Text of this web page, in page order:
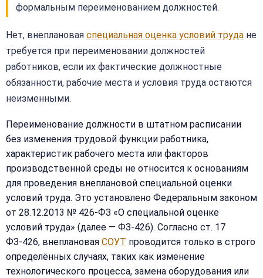
формальным переименованием должностей.
Нет, внеплановая специальная оценка условий труда не
требуется при переименовании должностей
работников, если их фактические должностные
обязанности, рабочие места и условия труда остаются
неизменными.
Переименование должности в штатном расписании
без изменения трудовой функции работника,
характеристик рабочего места или факторов
производственной среды не относится к основаниям
для проведения внеплановой специальной оценки
условий труда. Это установлено Федеральным законом
от 28.12.2013 № 426-ФЗ «О специальной оценке
условий труда» (далее — ФЗ-426). Согласно ст. 17
ФЗ-426, внеплановая СОУТ проводится только в строго
определённых случаях, таких как изменение
технологического процесса, замена оборудования или